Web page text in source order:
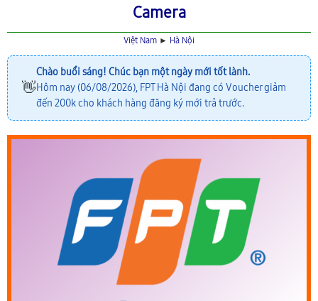
Camera
Việt Nam ► Hà Nội
👋
Chào buổi sáng! Chúc bạn một ngày mới tốt lành.
Hôm nay (06/08/2026), FPT Hà Nội đang có Voucher giảm
đến 200k cho khách hàng đăng ký mới trả trước.